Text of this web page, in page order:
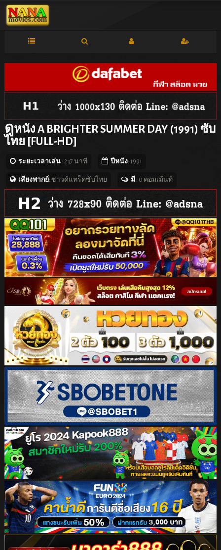
ดูหนัง A BRIGHTER SUMMER DAY (1991) ซับ
ไทย [FULL-HD]
ระยะเวลาเล่น: 237 นาที ปีหนัง: 1991
เสียงพากย์: ซาวด์แทร็คซับไทย มี : 0 คอมเม้นท์